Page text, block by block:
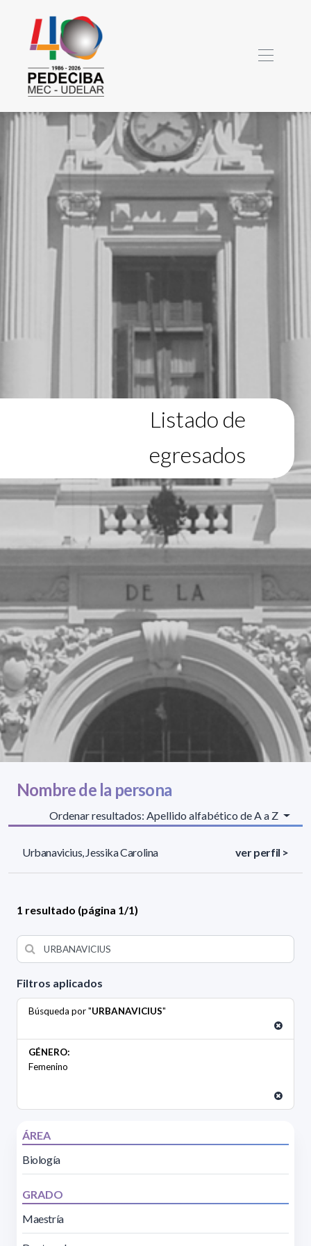
Listado de
egresados
Filtros aplicados
Búsqueda por "URBANAVICIUS"
GÉNERO:
Femenino
ÁREA
Biología
GRADO
Maestría
Nombre de la persona
Ordenar resultados: Apellido alfabético de A a Z
Urbanavicius, Jessika Carolina ver perfil >
1 resultado (página 1/1)